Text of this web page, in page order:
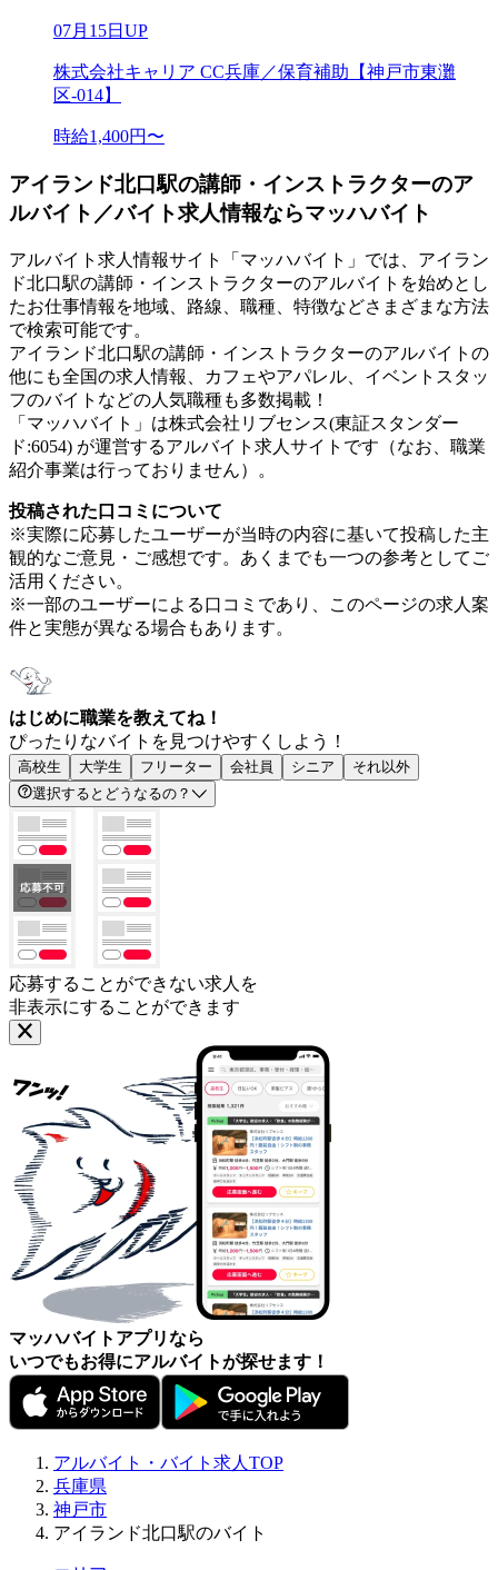
07月15日UP
株式会社キャリア CC兵庫／保育補助【神戸市東灘
区-014】
時給1,400円〜
アイランド北口駅の講師・インストラクターのア
ルバイト／バイト求人情報ならマッハバイト
アルバイト求人情報サイト「マッハバイト」では、アイラン
ド北口駅の講師・インストラクターのアルバイトを始めとし
たお仕事情報を地域、路線、職種、特徴などさまざまな方法
で検索可能です。
アイランド北口駅の講師・インストラクターのアルバイトの
他にも全国の求人情報、カフェやアパレル、イベントスタッ
フのバイトなどの人気職種も多数掲載！
「マッハバイト」は株式会社リブセンス(東証スタンダー
ド:6054) が運営するアルバイト求人サイトです（なお、職業
紹介事業は行っておりません）。
投稿された口コミについて
※実際に応募したユーザーが当時の内容に基いて投稿した主
観的なご意見・ご感想です。あくまでも一つの参考としてご
活用ください。
※一部のユーザーによる口コミであり、このページの求人案
件と実態が異なる場合もあります。
はじめに職業を教えてね！
ぴったりなバイトを見つけやすくしよう！
高校生 大学生 フリーター 会社員 シニア
それ以外
選択するとどうなるの？
応募することができない求人を
非表示にすることができます
マッハバイトアプリなら
いつでもお得にアルバイトが探せます！
アルバイト・バイト求人TOP
兵庫県
神戸市
アイランド北口駅のバイト